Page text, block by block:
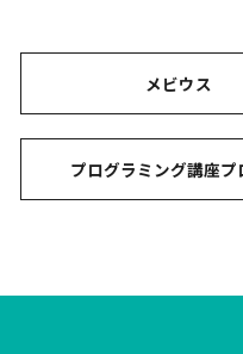
メビウス
プログラミング講座プ